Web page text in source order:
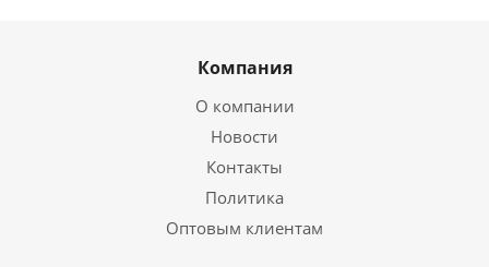
Компания
О компании
Новости
Контакты
Политика
Оптовым клиентам